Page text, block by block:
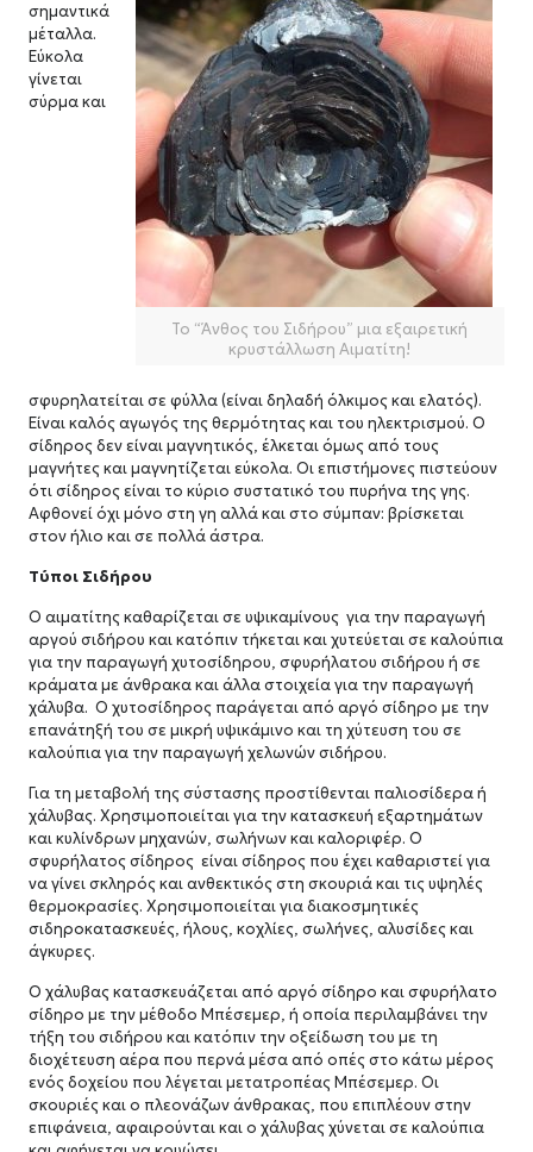
Το “Άνθος του Σιδήρου” μια εξαιρετική
κρυστάλλωση Αιματίτη!
σημαντικά
μέταλλα.
Εύκολα
γίνεται
σύρμα και
σφυρηλατείται σε φύλλα (είναι δηλαδή όλκιμος και ελατός).
Είναι καλός αγωγός της θερμότητας και του ηλεκτρισμού. Ο
σίδηρος δεν είναι μαγνητικός, έλκεται όμως από τους
μαγνήτες και μαγνητίζεται εύκολα. Οι επιστήμονες πιστεύουν
ότι σίδηρος είναι το κύριο συστατικό του πυρήνα της γης.
Αφθονεί όχι μόνο στη γη αλλά και στο σύμπαν: βρίσκεται
στον ήλιο και σε πολλά άστρα.
Τύποι Σιδήρου
Ο αιματίτης καθαρίζεται σε υψικαμίνους για την παραγωγή
αργού σιδήρου και κατόπιν τήκεται και χυτεύεται σε καλούπια
για την παραγωγή χυτοσίδηρου, σφυρήλατου σιδήρου ή σε
κράματα με άνθρακα και άλλα στοιχεία για την παραγωγή
χάλυβα. Ο χυτοσίδηρος παράγεται από αργό σίδηρο με την
επανάτηξή του σε μικρή υψικάμινο και τη χύτευση του σε
καλούπια για την παραγωγή χελωνών σιδήρου.
Για τη μεταβολή της σύστασης προστίθενται παλιοσίδερα ή
χάλυβας. Χρησιμοποιείται για την κατασκευή εξαρτημάτων
και κυλίνδρων μηχανών, σωλήνων και καλοριφέρ. Ο
σφυρήλατος σίδηρος είναι σίδηρος που έχει καθαριστεί για
να γίνει σκληρός και ανθεκτικός στη σκουριά και τις υψηλές
θερμοκρασίες. Χρησιμοποιείται για διακοσμητικές
σιδηροκατασκευές, ήλους, κοχλίες, σωλήνες, αλυσίδες και
άγκυρες.
Ο χάλυβας κατασκευάζεται από αργό σίδηρο και σφυρήλατο
σίδηρο με την μέθοδο Μπέσεμερ, ή οποία περιλαμβάνει την
τήξη του σιδήρου και κατόπιν την οξείδωση του με τη
διοχέτευση αέρα που περνά μέσα από οπές στο κάτω μέρος
ενός δοχείου που λέγεται μετατροπέας Μπέσεμερ. Οι
σκουριές και ο πλεονάζων άνθρακας, που επιπλέουν στην
επιφάνεια, αφαιρούνται και ο χάλυβας χύνεται σε καλούπια